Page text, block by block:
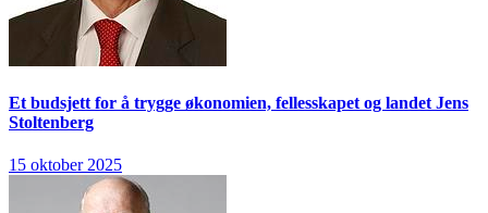
Et budsjett for å trygge økonomien, fellesskapet og landet Jens
Stoltenberg
15 oktober 2025